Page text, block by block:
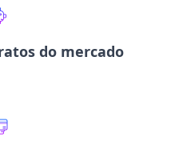
do mercado